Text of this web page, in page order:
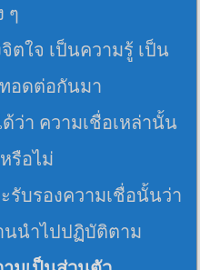
ๆ
ตใจ เป็นความรู้ เป็น
อดต่อกันมา
ว่า ความเชื่อเหล่านั้น
รือไม่
รับรองความเชื่อนั้นว่า
นนำไปปฏิบัติตาม